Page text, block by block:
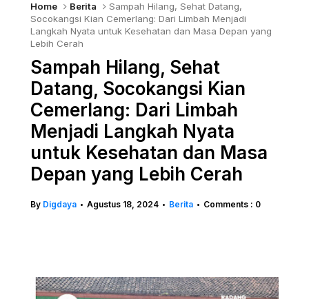
Home Berita
Sampah Hilang, Sehat Datang,
Socokangsi Kian Cemerlang: Dari Limbah Menjadi
Langkah Nyata untuk Kesehatan dan Masa Depan yang
Lebih Cerah
Sampah Hilang, Sehat
Datang, Socokangsi Kian
Cemerlang: Dari Limbah
Menjadi Langkah Nyata
untuk Kesehatan dan Masa
Depan yang Lebih Cerah
By Digdaya • Agustus 18, 2024 • Berita • Comments : 0